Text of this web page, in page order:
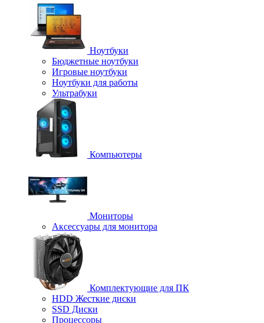
Ноутбуки
Бюджетные ноутбуки
Игровые ноутбуки
Ноутбуки для работы
Ультрабуки
Компьютеры
Мониторы
Аксессуары для монитора
Комплектующие для ПК
HDD Жесткие диски
SSD Диски
Процессоры